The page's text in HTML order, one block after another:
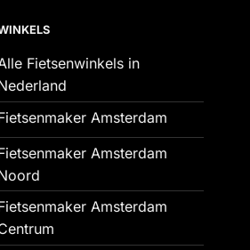
Fietsenwinkels in
Amsterdam
Amsterdam
Amsterdam